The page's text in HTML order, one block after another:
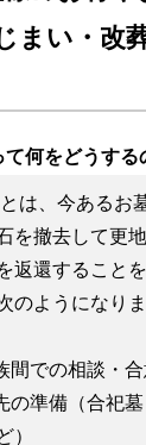
まい・改
何をどうする
は、今あるお
を撤去して更
返還すること
のようになりま
間での相談・
の準備（合祀
）